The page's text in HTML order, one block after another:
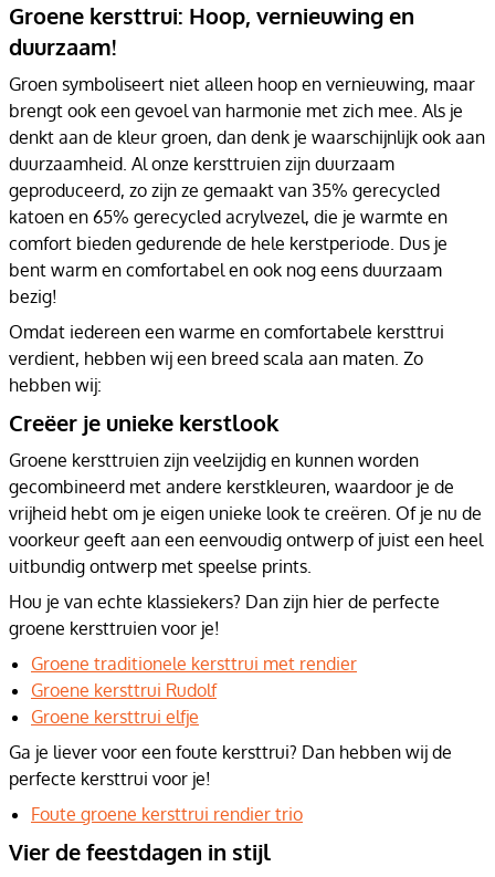
Groene kersttrui: Hoop, vernieuwing en
duurzaam!
Groen symboliseert niet alleen hoop en vernieuwing, maar
brengt ook een gevoel van harmonie met zich mee. Als je
denkt aan de kleur groen, dan denk je waarschijnlijk ook aan
duurzaamheid. Al onze kersttruien zijn duurzaam
geproduceerd, zo zijn ze gemaakt van 35% gerecycled
katoen en 65% gerecycled acrylvezel, die je warmte en
comfort bieden gedurende de hele kerstperiode. Dus je
bent warm en comfortabel en ook nog eens duurzaam
bezig!
Omdat iedereen een warme en comfortabele kersttrui
verdient, hebben wij een breed scala aan maten. Zo
hebben wij:
Creëer je unieke kerstlook
Groene kersttruien zijn veelzijdig en kunnen worden
gecombineerd met andere kerstkleuren, waardoor je de
vrijheid hebt om je eigen unieke look te creëren. Of je nu de
voorkeur geeft aan een eenvoudig ontwerp of juist een heel
uitbundig ontwerp met speelse prints.
Hou je van echte klassiekers? Dan zijn hier de perfecte
groene kersttruien voor je!
Groene traditionele kersttrui met rendier
Groene kersttrui Rudolf
Groene kersttrui elfje
Ga je liever voor een foute kersttrui? Dan hebben wij de
perfecte kersttrui voor je!
Foute groene kersttrui rendier trio
Vier de feestdagen in stijl